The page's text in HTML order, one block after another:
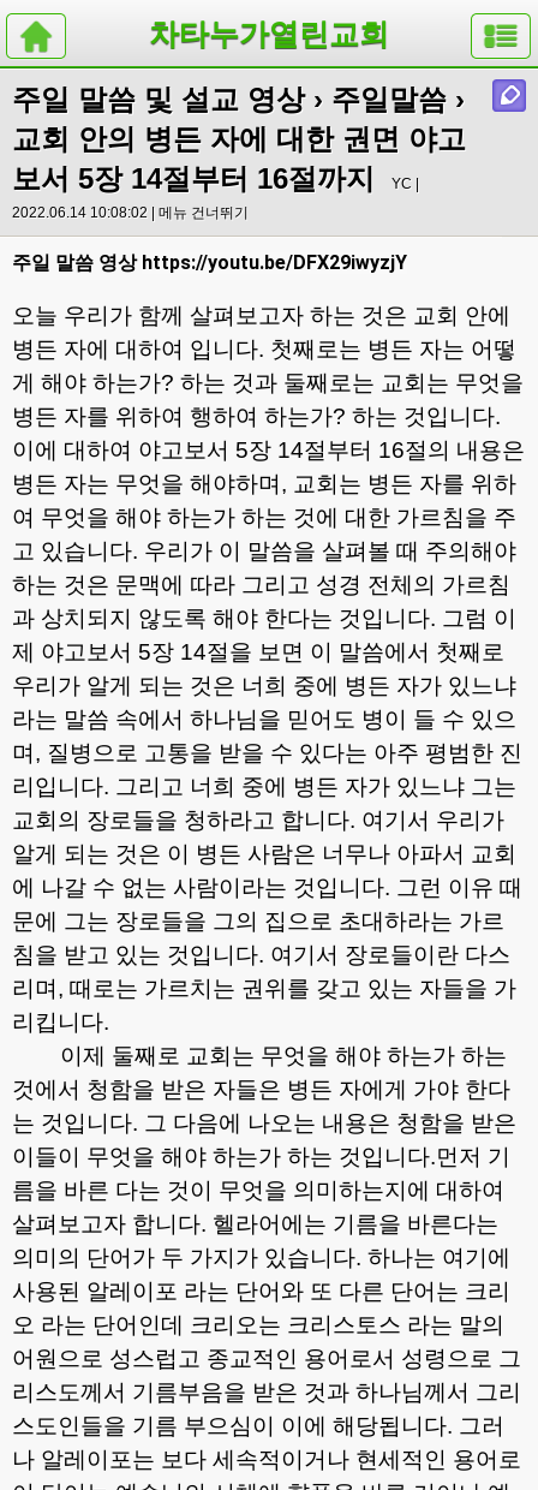
차타누가열린교회
주일 말씀 및 설교 영상› 주일말씀 ›
교회 안의 병든 자에 대한 권면 야고
보서 5장 14절부터 16절까지
YC |
2022.06.14 10:08:02 | 메뉴 건너뛰기
주일 말씀 영상 https://youtu.be/DFX29iwyzjY
오늘 우리가 함께 살펴보고자 하는 것은 교회 안에
병든 자에 대하여 입니다. 첫째로는 병든 자는 어떻
게 해야 하는가? 하는 것과 둘째로는 교회는 무엇을
병든 자를 위하여 행하여 하는가? 하는 것입니다.
이에 대하여 야고보서 5장 14절부터 16절의 내용은
병든 자는 무엇을 해야하며 , 교회는 병든 자를 위하
여 무엇을 해야 하는가 하는 것에 대한 가르침을 주
고 있습니다. 우리가 이 말씀을 살펴볼 때 주의해야
하는 것은 문맥에 따라 그리고 성경 전체의 가르침
과 상치되지 않도록 해야 한다는 것입니다. 그럼 이
제 야고보서 5장 14절을 보면 이 말씀에서 첫째로
우리가 알게 되는 것은 너희 중에 병든 자가 있느냐
라는 말씀 속에서 하나님을 믿어도 병이 들 수 있으
며 , 질병으로 고통을 받을 수 있다는 아주 평범한 진
리입니다. 그리고 너희 중에 병든 자가 있느냐 그는
교회의 장로들을 청하라고 합니다. 여기서 우리가
알게 되는 것은 이 병든 사람은 너무나 아파서 교회
에 나갈 수 없는 사람이라는 것입니다. 그런 이유 때
문에 그는 장로들을 그의 집으로 초대하라는 가르
침을 받고 있는 것입니다. 여기서 장로들이란 다스
리며 , 때로는 가르치는 권위를 갖고 있는 자들을 가
리킵니다.
이제 둘째로 교회는 무엇을 해야 하는가 하는
것에서 청함을 받은 자들은 병든 자에게 가야 한다
는 것입니다. 그 다음에 나오는 내용은 청함을 받은
이들이 무엇을 해야 하는가 하는 것입니다.먼저 기
름을 바른 다는 것이 무엇을 의미하는지에 대하여
살펴보고자 합니다. 헬라어에는 기름을 바른다는
의미의 단어가 두 가지가 있습니다. 하나는 여기에
사용된 알레이포 라는 단어와 또 다른 단어는 크리
오 라는 단어인데 크리오는 크리스토스 라는 말의
어원으로 성스럽고 종교적인 용어로서 성령으로 그
리스도께서 기름부음을 받은 것과 하나님께서 그리
스도인들을 기름 부으심이 이에 해당됩니다. 그러
나 알레이포는 보다 세속적이거나 현세적인 용어로